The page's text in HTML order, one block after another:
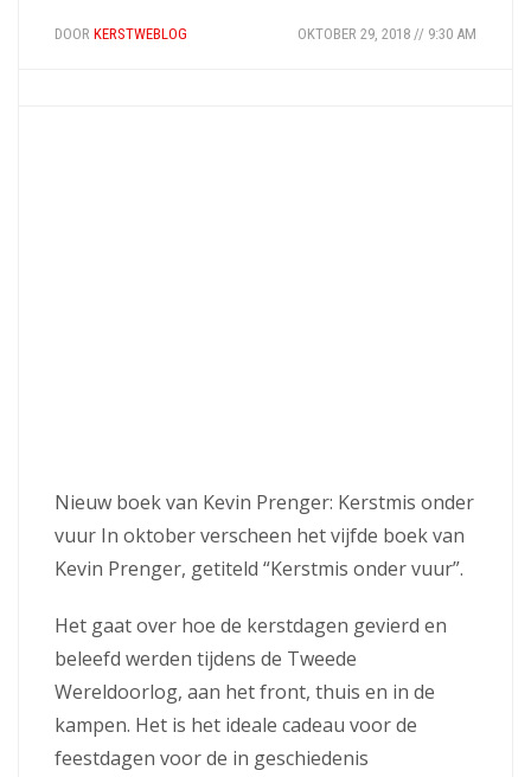
DOOR KERSTWEBLOG OKTOBER 29, 2018 // 9:30 AM
Nieuw boek van Kevin Prenger: Kerstmis onder
vuur In oktober verscheen het vijfde boek van
Kevin Prenger, getiteld “Kerstmis onder vuur”.
Het gaat over hoe de kerstdagen gevierd en
beleefd werden tijdens de Tweede
Wereldoorlog, aan het front, thuis en in de
kampen. Het is het ideale cadeau voor de
feestdagen voor de in geschiedenis